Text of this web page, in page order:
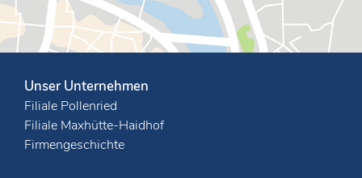
Unser Unternehmen
Filiale Pollenried
Filiale Maxhütte-Haidhof
Firmengeschichte